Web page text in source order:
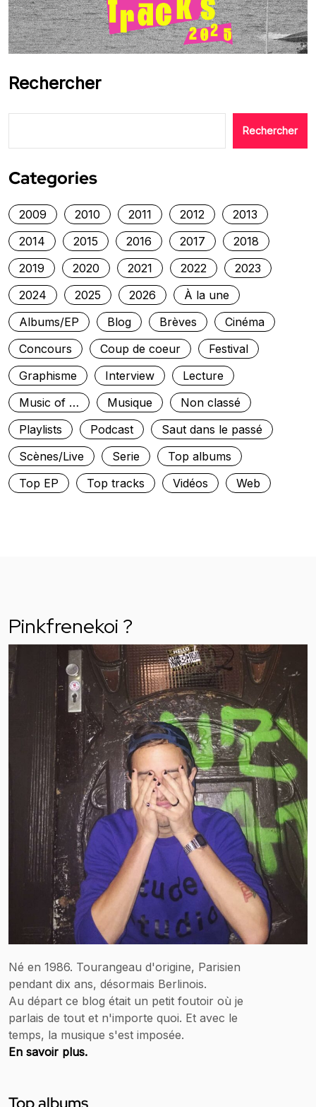
Rechercher
Rechercher
Categories
2009 2010 2011 2012
2013
2014
2015 2016 2017
2018
2019
2020 2021 2022
2023
2024
2025 2026
À la une
Albums/EP
Blog Brèves
Cinéma
Concours
Coup de coeur
Festival
Graphisme
Interview
Lecture
Music of …
Musique
Non classé
Playlists
Podcast
Saut dans le passé
Scènes/Live
Serie
Top albums
Top EP
Top tracks Vidéos Web
Pinkfrenekoi ?
Né en 1986. Tourangeau d'origine, Parisien
pendant dix ans, désormais Berlinois.
Au départ ce blog était un petit foutoir où je
parlais de tout et n'importe quoi. Et avec le
temps, la musique s'est imposée.
En savoir plus.